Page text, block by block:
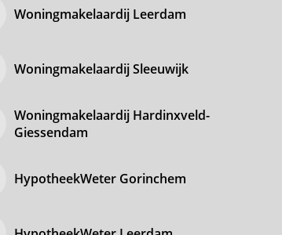
Woningmakelaardij Leerdam
Woningmakelaardij Sleeuwijk
Woningmakelaardij Hardinxveld-
Giessendam
HypotheekWeter Gorinchem